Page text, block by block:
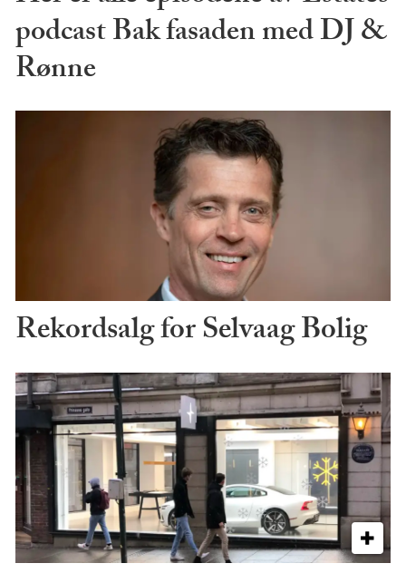
podcast Bak fasaden med DJ &
Rønne
Rekordsalg for Selvaag Bolig